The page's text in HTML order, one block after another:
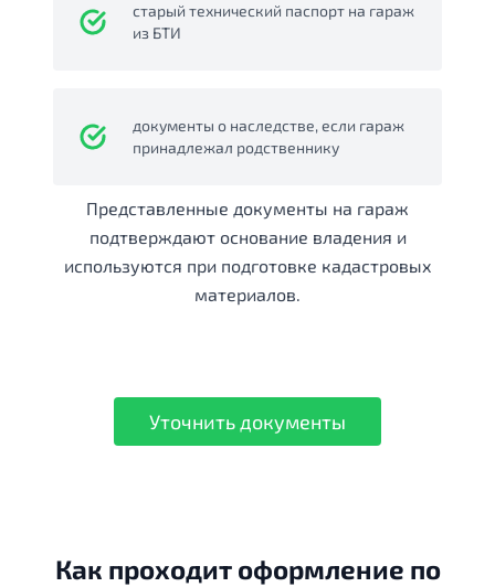
старый технический паспорт на гараж
из БТИ
документы о наследстве, если гараж
принадлежал родственнику
Представленные документы на гараж
подтверждают основание владения и
используются при подготовке кадастровых
материалов.
Уточнить документы
Как проходит оформление по